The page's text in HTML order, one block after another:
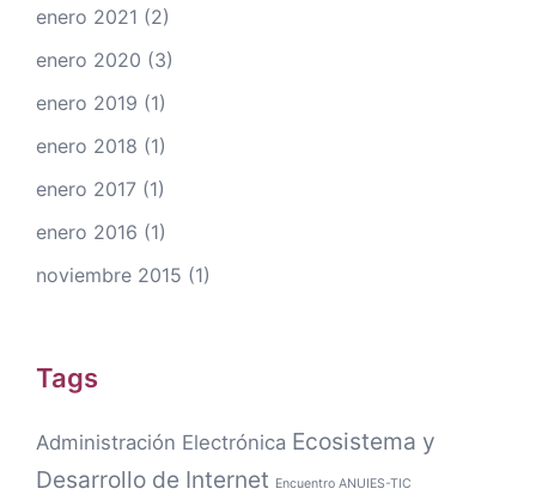
enero 2021 (2)
enero 2020 (3)
enero 2019 (1)
enero 2018 (1)
enero 2017 (1)
enero 2016 (1)
noviembre 2015 (1)
Tags
Administración Electrónica Ecosistema y
Desarrollo de Internet Encuentro ANUIES-TIC